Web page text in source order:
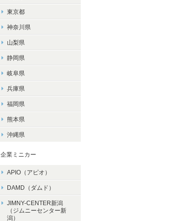
東京都
神奈川県
山梨県
静岡県
岐阜県
兵庫県
福岡県
熊本県
沖縄県
企業ミニカー
APIO（アピオ）
DAMD（ダムド）
JIMNY-CENTER新潟
（ジムニーセンター新
潟）